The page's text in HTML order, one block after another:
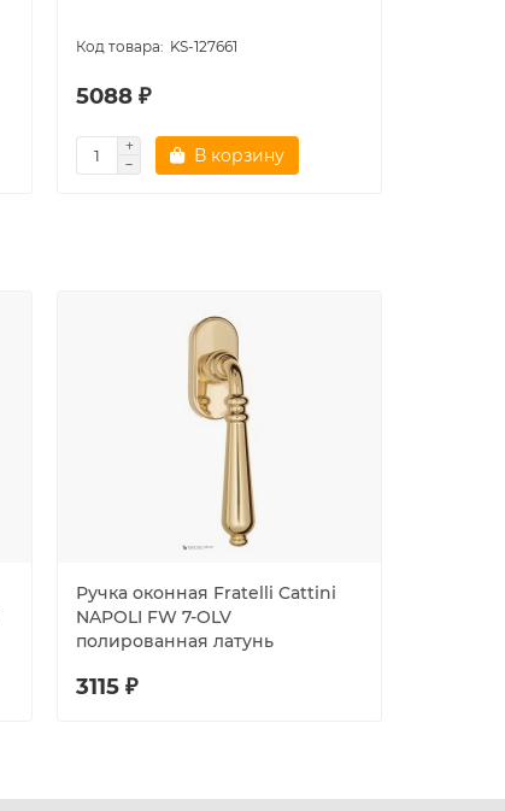
KS-127661
5088 ₽
В корзину
Ручка оконная Fratelli Cattini
NAPOLI FW 7-OLV
полированная латунь
3115 ₽